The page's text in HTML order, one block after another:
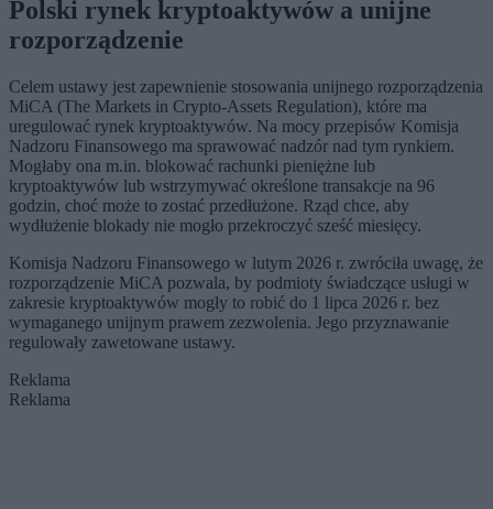
Polski rynek kryptoaktywów a unijne
rozporządzenie
Celem ustawy jest zapewnienie stosowania unijnego rozporządzenia
MiCA (The Markets in Crypto-Assets Regulation), które ma
uregulować rynek kryptoaktywów. Na mocy przepisów Komisja
Nadzoru Finansowego ma sprawować nadzór nad tym rynkiem.
Mogłaby ona m.in. blokować rachunki pieniężne lub
kryptoaktywów lub wstrzymywać określone transakcje na 96
godzin, choć może to zostać przedłużone. Rząd chce, aby
wydłużenie blokady nie mogło przekroczyć sześć miesięcy.
Komisja Nadzoru Finansowego w lutym 2026 r. zwróciła uwagę, że
rozporządzenie MiCA pozwala, by podmioty świadczące usługi w
zakresie kryptoaktywów mogły to robić do 1 lipca 2026 r. bez
wymaganego unijnym prawem zezwolenia. Jego przyznawanie
regulowały zawetowane ustawy.
Reklama
Reklama